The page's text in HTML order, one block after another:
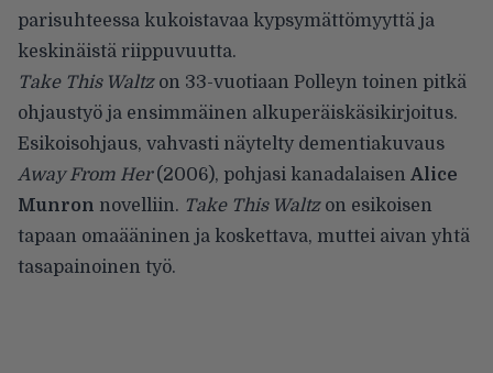
parisuhteessa kukoistavaa kypsymättömyyttä ja
keskinäistä riippuvuutta.
Take This Waltzon 33-vuotiaan Polleyn toinen pitkä
ohjaustyö ja ensimmäinen alkuperäiskäsikirjoitus.
Esikoisohjaus, vahvasti näytelty dementiakuvaus
Away From Her(2006), pohjasi kanadalaisen Alice
Munron novelliin. Take This Waltzon esikoisen
tapaan omaääninen ja koskettava, muttei aivan yhtä
tasapainoinen työ.